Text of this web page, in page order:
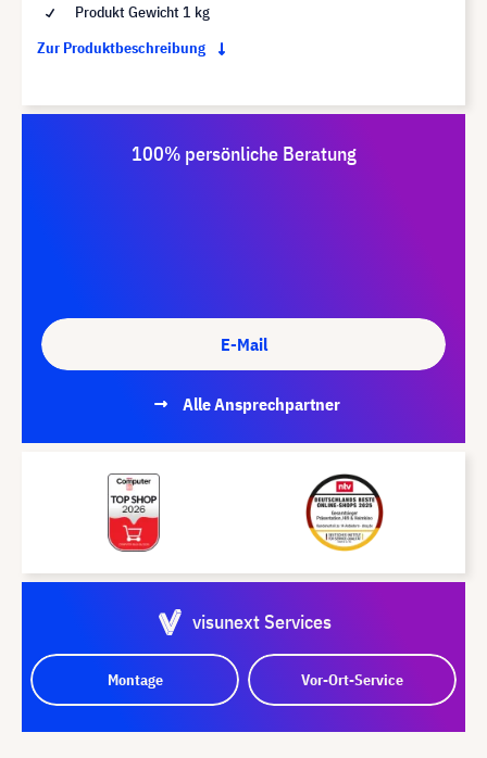
Produkt Gewicht 1 kg
Zur Produktbeschreibung
100% persönliche Beratung
E-Mail
Alle Ansprechpartner
visunext Services
Montage Vor-Ort-Service